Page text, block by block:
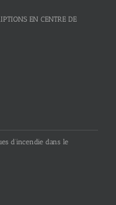
EN CENTRE DE
d’incendie dans le